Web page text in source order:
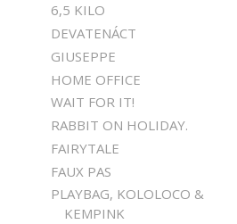
6,5 KILO
DEVATENÁCT
GIUSEPPE
HOME OFFICE
WAIT FOR IT!
RABBIT ON HOLIDAY.
FAIRYTALE
FAUX PAS
PLAYBAG, KOLOLOCO &
KEMPINK